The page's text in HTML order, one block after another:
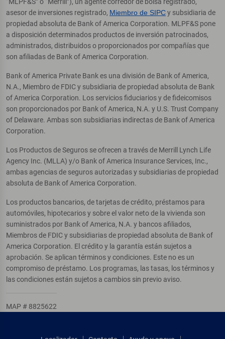
asesor de inversiones registrado, Miembro de SIPCy subsidiaria de
propiedad absoluta de Bank of America Corporation. MLPF&S pone
a disposición determinados productos de inversión patrocinados,
administrados, distribuidos o proporcionados por compañías que
son afiliadas de Bank of America Corporation.
Bank of America Private Bank es una división de Bank of America,
N.A., Miembro de FDIC y subsidiaria de propiedad absoluta de Bank
of America Corporation. Los servicios fiduciarios y de fideicomisos
son proporcionados por Bank of America, N.A. y U.S. Trust Company
of Delaware. Ambas son subsidiarias indirectas de Bank of America
Corporation.
Los Productos de Seguros se ofrecen a través de Merrill Lynch Life
Agency Inc. (MLLA) y/o Bank of America Insurance Services, Inc.,
ambas agencias de seguros autorizadas y subsidiarias de propiedad
absoluta de Bank of America Corporation.
Los productos bancarios, de tarjetas de crédito, préstamos para
automóviles, hipotecarios y sobre el valor neto de la vivienda son
suministrados por Bank of America, N.A. y bancos afiliados,
Miembros de FDIC y subsidiarias de propiedad absoluta de Bank of
America Corporation. El crédito y la garantía están sujetos a
aprobación. Se aplican términos y condiciones. Este no es un
compromiso de préstamo. Los programas, las tasas, los términos y
las condiciones están sujetos a cambios sin previo aviso.
MAP # 8825622